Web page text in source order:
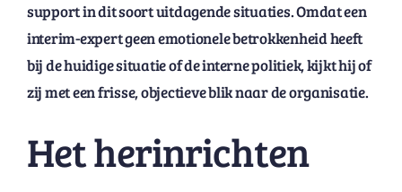
support in dit soort uitdagende situaties. Omdat een
interim-expert geen emotionele betrokkenheid heeft
bij de huidige situatie of de interne politiek, kijkt hij of
zij met een frisse, objectieve blik naar de organisatie.
Het herinrichten